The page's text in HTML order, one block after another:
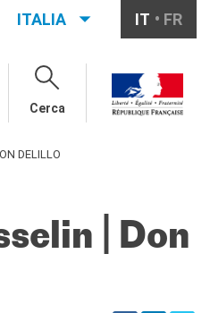
ITALIA IT FR
Cerca
DELILLO
| Don